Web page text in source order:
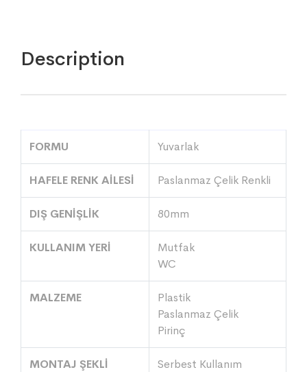
Description
FORMU Yuvarlak
HAFELE RENK AİLESİ Paslanmaz Çelik Renkli
DIŞ GENİŞLİK 80mm
KULLANIM YERİ
Mutfak
WC
MALZEME
Plastik
Paslanmaz Çelik
Pirinç
MONTAJ ŞEKLİ Serbest Kullanım